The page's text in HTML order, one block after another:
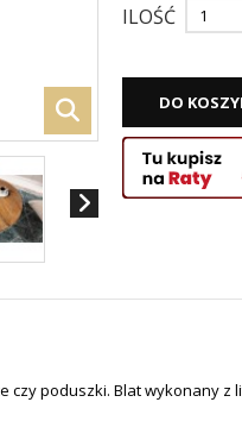
ILOŚĆ
DO
czy poduszki. Blat